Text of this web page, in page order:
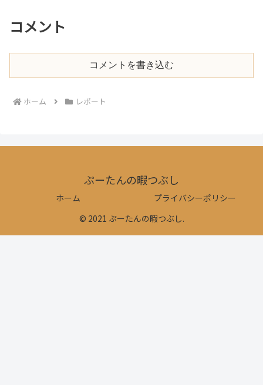
コメント
コメントを書き込む
ホーム レポート
ぷーたんの暇つぶし
ホーム
プライバシーポリシー
© 2021 ぷーたんの暇つぶし.